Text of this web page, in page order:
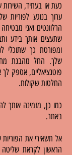
כעת או בעתיד, השירות
ערוך בנוגע לפוריות
הרלוונטים ואני
שתעצים אותך בידע
ומפורטת כך שתוכלי
שלך. החל מהבנת
פוטנציאליים, אספק
החלטות שקולות.
כמו כן, מזמינה אותך
באתר.
אל תשאירי את
הראשון לקראת